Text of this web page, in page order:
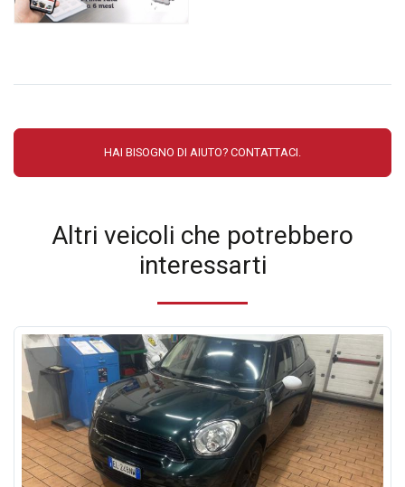
HAI BISOGNO DI AIUTO? CONTATTACI.
Altri veicoli che potrebbero
interessarti